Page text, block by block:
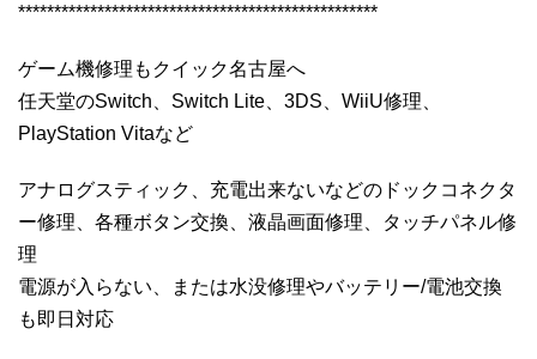
**************************************************
ゲーム機修理もクイック名古屋へ
任天堂のSwitch、Switch Lite、3DS、WiiU修理、
PlayStation Vitaなど
アナログスティック、充電出来ないなどのドックコネクタ
ー修理、各種ボタン交換、液晶画面修理、タッチパネル修
理
電源が入らない、または水没修理やバッテリー/電池交換
も即日対応